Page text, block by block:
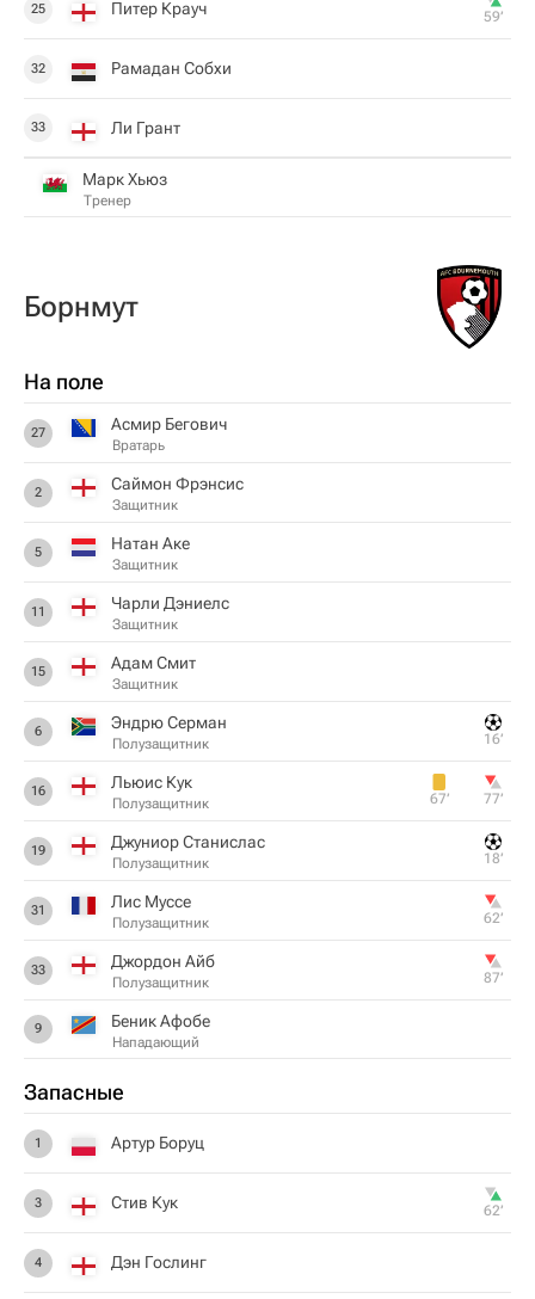
25 Питер Крауч 59‎’‎
32 Рамадан Собхи
33 Ли Грант
Марк Хьюз
Тренер
Борнмут
На поле
27 Асмир Бегович
Вратарь
2 Саймон Фрэнсис
Защитник
5 Натан Аке
Защитник
11 Чарли Дэниелс
Защитник
15 Адам Смит
Защитник
6 Эндрю Серман
Полузащитник 16‎’‎
16 Льюис Кук
Полузащитник 67‎’‎ 77‎’‎
19 Джуниор Станислас
Полузащитник 18‎’‎
31 Лис Муссе
Полузащитник 62‎’‎
33 Джордон Айб
Полузащитник 87‎’‎
9 Беник Афобе
Нападающий
Запасные
1 Артур Боруц
3 Стив Кук 62‎’‎
4 Дэн Гослинг